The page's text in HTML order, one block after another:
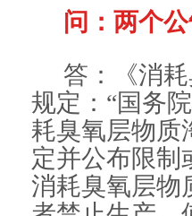
问：两个
答：《消
规定：“国务
耗臭氧层物质
定并公布限制
消耗臭氧层物